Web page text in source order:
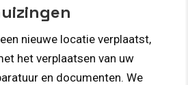
nieuwe locatie verplaatst,
het verplaatsen van uw
en documenten. We